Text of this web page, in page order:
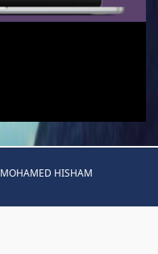
MOHAMED HISHAM